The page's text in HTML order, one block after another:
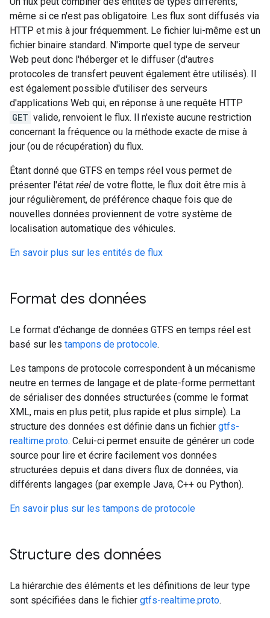
même si ce n'est pas obligatoire. Les flux sont diffusés via
HTTP et mis à jour fréquemment. Le fichier lui-même est un
fichier binaire standard. N'importe quel type de serveur
Web peut donc l'héberger et le diffuser (d'autres
protocoles de transfert peuvent également être utilisés). Il
est également possible d'utiliser des serveurs
d'applications Web qui, en réponse à une requête HTTP
GET valide, renvoient le flux. Il n'existe aucune restriction
concernant la fréquence ou la méthode exacte de mise à
jour (ou de récupération) du flux.
Étant donné que GTFS en temps réel vous permet de
présenter l'état réel de votre flotte, le flux doit être mis à
jour régulièrement, de préférence chaque fois que de
nouvelles données proviennent de votre système de
localisation automatique des véhicules.
En savoir plus sur les entités de flux
Format des données
Le format d'échange de données GTFS en temps réel est
basé sur les tampons de protocole.
Les tampons de protocole correspondent à un mécanisme
neutre en termes de langage et de plate-forme permettant
de sérialiser des données structurées (comme le format
XML, mais en plus petit, plus rapide et plus simple). La
structure des données est définie dans un fichier gtfs-
realtime.proto. Celui-ci permet ensuite de générer un code
source pour lire et écrire facilement vos données
structurées depuis et dans divers flux de données, via
différents langages (par exemple Java, C++ ou Python).
En savoir plus sur les tampons de protocole
Structure des données
La hiérarchie des éléments et les définitions de leur type
sont spécifiées dans le fichier gtfs-realtime.proto.